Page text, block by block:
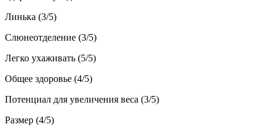
Линька (3/5)
Слюнеотделение (3/5)
Легко ухаживать (5/5)
Общее здоровье (4/5)
Потенциал для увеличения веса (3/5)
Размер (4/5)